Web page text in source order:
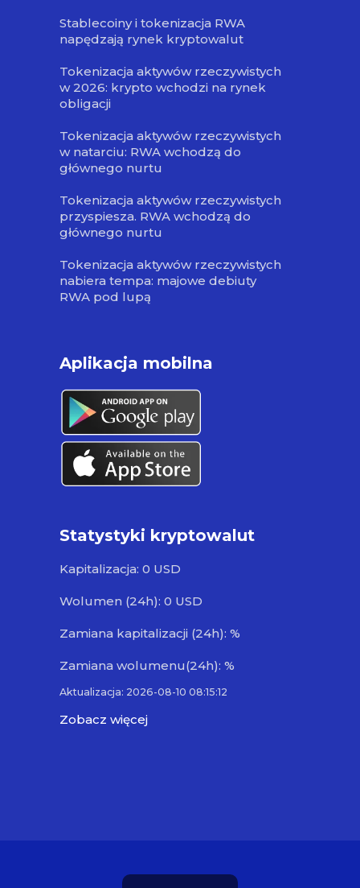
Stablecoiny i tokenizacja RWA
napędzają rynek kryptowalut
Tokenizacja aktywów rzeczywistych
w 2026: krypto wchodzi na rynek
obligacji
Tokenizacja aktywów rzeczywistych
w natarciu: RWA wchodzą do
głównego nurtu
Tokenizacja aktywów rzeczywistych
przyspiesza. RWA wchodzą do
głównego nurtu
Tokenizacja aktywów rzeczywistych
nabiera tempa: majowe debiuty
RWA pod lupą
Aplikacja mobilna
Statystyki kryptowalut
Kapitalizacja: 0 USD
Wolumen (24h): 0 USD
Zamiana kapitalizacji (24h): %
Zamiana wolumenu(24h): %
Aktualizacja: 2026-08-10 08:15:12
Zobacz więcej